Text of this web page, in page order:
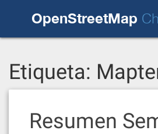
OpenStreetMap
Etiqueta:
Resumen